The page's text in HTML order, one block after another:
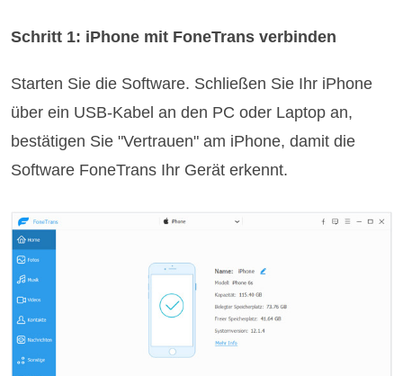
Schritt 1: iPhone mit FoneTrans verbinden
Starten Sie die Software. Schließen Sie Ihr iPhone
über ein USB-Kabel an den PC oder Laptop an,
bestätigen Sie "Vertrauen" am iPhone, damit die
Software FoneTrans Ihr Gerät erkennt.